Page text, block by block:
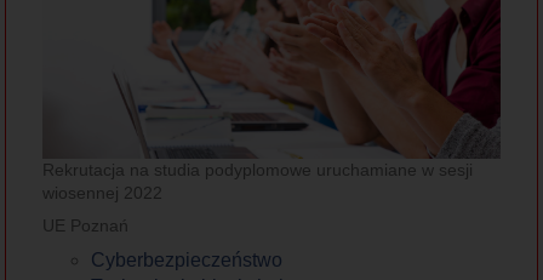
Rekrutacja na studia podyplomowe uruchamiane w sesji
wiosennej 2022
UE Poznań
Cyberbezpieczeństwo